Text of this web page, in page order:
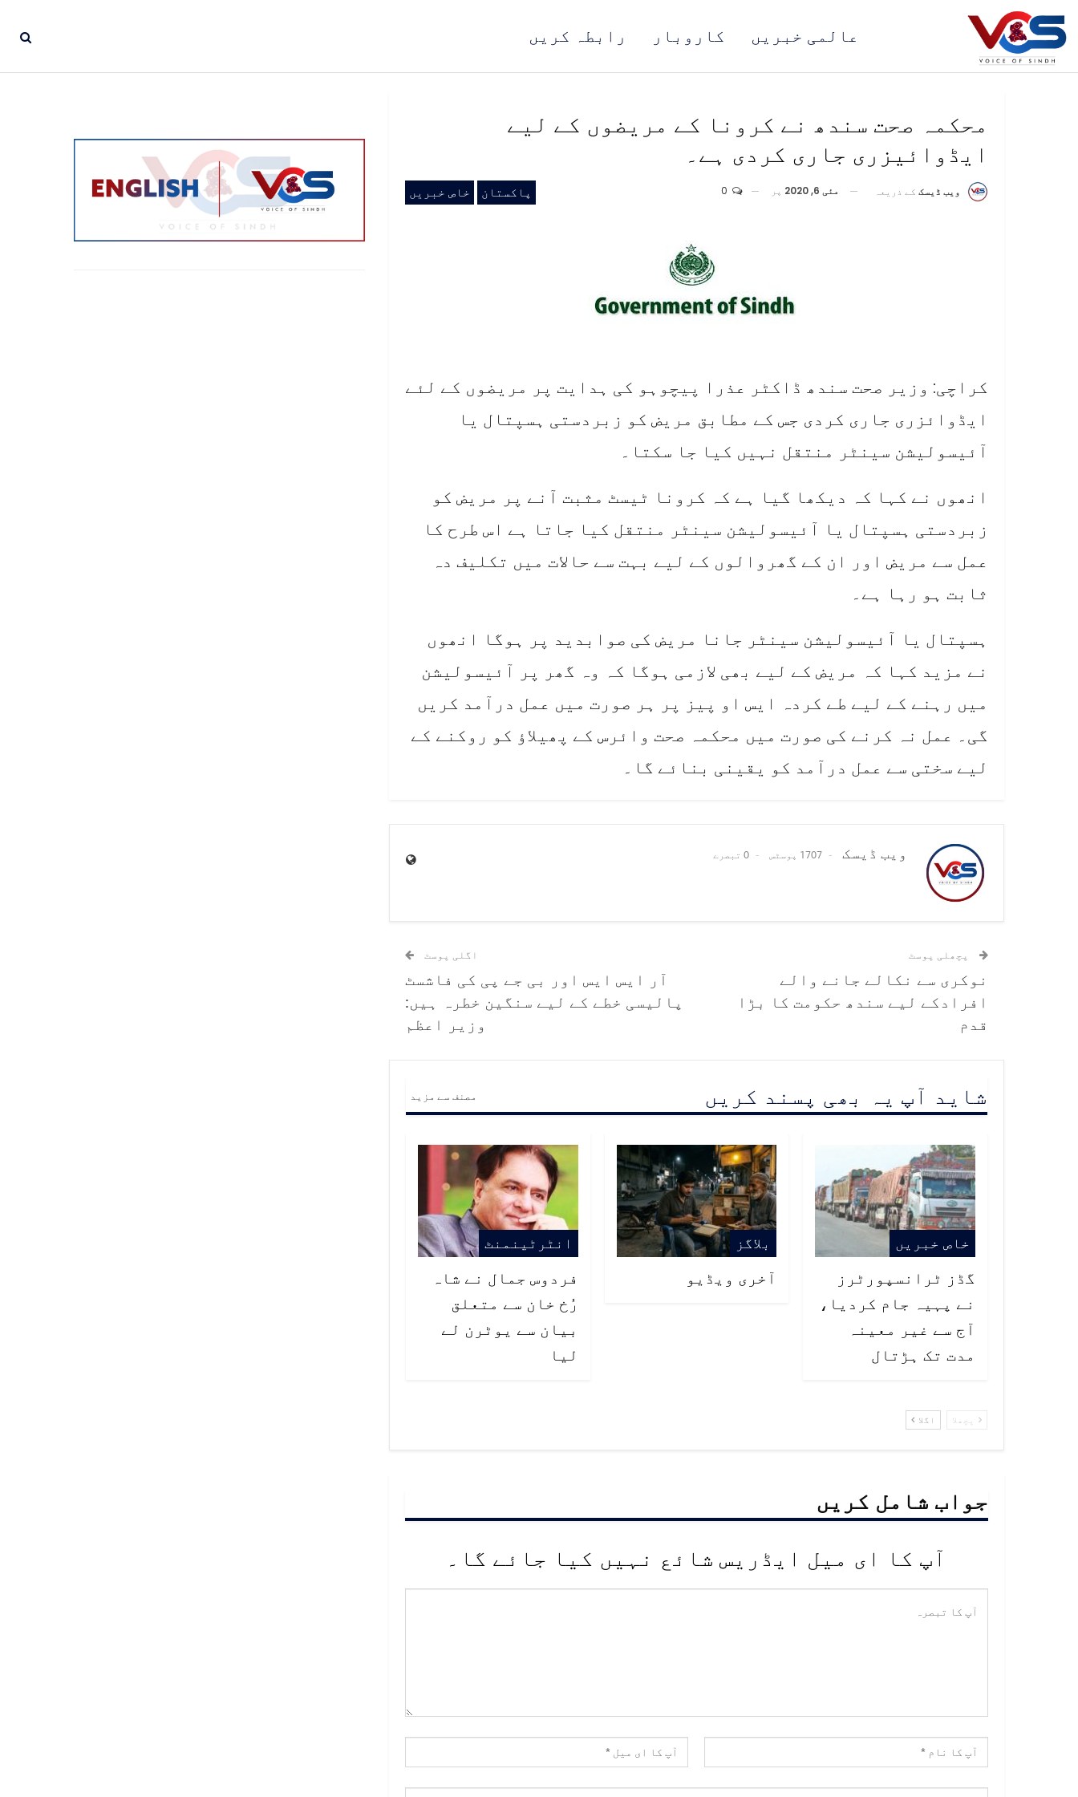
رابطہ کریں کاروبار عالمی خبریں
محکمہ صحت سندھ نے کرونا کے مریضوں کے لیے
ایڈوائیزری جاری کردی ہے۔
پاکستان خاص خبریں ویب ڈیسک کے ذریعہ مئی 6, 2020 پر
کراچی: وزیر صحت سندھ ڈاکٹر عذرا پیچوہو کی ہدایت پر مریضوں کے لئے
ایڈوائزری جاری کردی جس کے مطابق مریض کو زبردستی ہسپتال یا
آئیسولیشن سینٹر منتقل نہیں کیا جا سکتا۔
انھوں نے کہا کہ دیکھا گیا ہے کہ کرونا ٹیسٹ مثبت آنے پر مریض کو
زبردستی ہسپتال یا آئیسولیشن سینٹر منتقل کیا جاتا ہے اس طرح کا
عمل سے مریض اور ان کے گھروالوں کے لیے بہت سے حالات میں تکلیف دہ
ثابت ہو رہا ہے۔
ہسپتال یا آئیسولیشن سینٹر جانا مریض کی صوابدید پر ہوگا انھوں
نے مزید کہا کہ مریض کے لیے بھی لازمی ہوگا کہ وہ گھر پر آئیسولیشن
میں رہنے کے لیے طے کردہ ایس او پیز پر ہر صورت میں عمل درآمد کریں
گی۔ عمل نہ کرنے کی صورت میں محکمہ صحت وائرس کے پھیلاؤ کو روکنے کے
لیے سختی سے عمل درآمد کو یقینی بنائے گا۔
ویب ڈیسک 1707 پوسٹس 0 تبصرے
پچھلی پوسٹ
نوکری سے نکالے جانے والے
افرادکے لیے سندھ حکومت کا بڑا
قدم
اگلی پوسٹ
آر ایس ایس اور بی جے پی کی فاشسٹ
پالیسی خطے کے لیے سنگین خطرہ ہیں:
وزیر اعظم
شاید آپ یہ بھی پسند کریں مصنف سے مزید
خاص خبریں
گڈز ٹرانسپورٹرز
نے پہیہ جام کردیا،
آج سے غیر معینہ
مدت تک ہڑتال
بلاگز
آخری ویڈیو
انٹرٹینمنٹ
فردوس جمال نے شاہ
رُخ خان سے متعلق
بیان سے یوٹرن لے
لیا
پچھلا اگلا
جواب شامل کریں
آپ کا ای میل ایڈریس شائع نہیں کیا جائے گا۔